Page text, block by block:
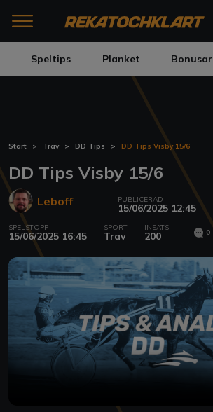
Speltips Planket Bonusar
Start Trav DD Tips DD Tips Visby 15/6
DD Tips Visby 15/6
Leboff PUBLICERAD
15/06/2025 12:45
SPELSTOPP
15/06/2025 16:45
SPORT
Trav
INSATS
200 0